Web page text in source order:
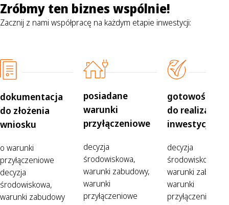
Zróbmy ten biznes wspólnie!
Zacznij z nami współpracę na każdym etapie inwestycji:
dokumentacja
do złożenia
wniosku
o warunki
przyłączeniowe
decyzja
środowiskowa,
warunki zabudowy
posiadane
warunki
przyłączeniowe
decyzja
środowiskowa,
warunki zabudowy,
warunki
przyłączeniowe
gotowość
do realizacji
inwestycji
decyzja
środowiskowa,
warunki
warunki
przyłączeniowe +